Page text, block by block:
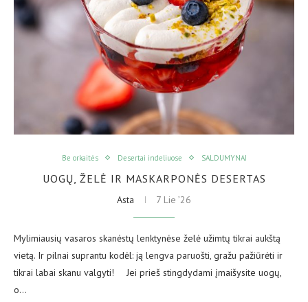
Be orkaitės Desertai indeliuose SALDUMYNAI
UOGŲ, ŽELĖ IR MASKARPONĖS DESERTAS
Asta 7 Lie ’26
Mylimiausių vasaros skanėstų lenktynėse želė užimtų tikrai aukštą
vietą. Ir pilnai suprantu kodėl: ją lengva paruošti, gražu pažiūrėti ir
tikrai labai skanu valgyti! ⠀ Jei prieš stingdydami įmaišysite uogų,
o…